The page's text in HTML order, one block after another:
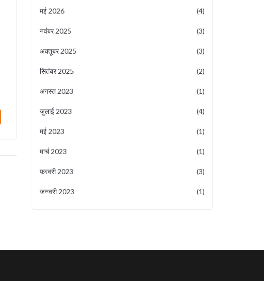
मई 2026 (4)
नवंबर 2025 (3)
अक्तूबर 2025 (3)
सितंबर 2025 (2)
अगस्त 2023 (1)
जुलाई 2023 (4)
मई 2023 (1)
मार्च 2023 (1)
फ़रवरी 2023 (3)
जनवरी 2023 (1)